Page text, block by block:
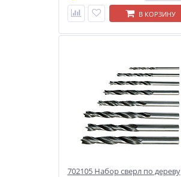
В КОРЗИНУ
702105 Набор сверл по дереву